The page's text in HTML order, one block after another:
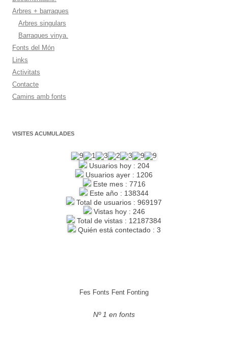
Arbres + barraques
Arbres singulars
Barraques vinya.
Fonts del Món
Links
Activitats
Contacte
Camins amb fonts
VISITES ACUMULADES
Usuarios hoy : 204
Usuarios ayer : 1206
Este mes : 7716
Este año : 138344
Total de usuarios : 969197
Vistas hoy : 246
Total de vistas : 12187384
Quién está contectado : 3
Fes Fonts Fent Fonting
Nº 1 en fonts